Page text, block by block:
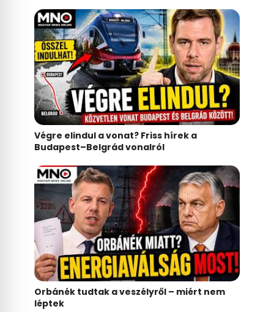
Végre elindul a vonat? Friss hírek a
Budapest–Belgrád vonalról
Orbánék tudtak a veszélyről – miért nem
léptek